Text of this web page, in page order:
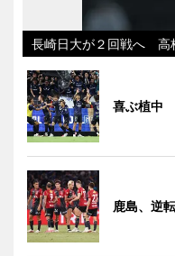
長崎日大が２回戦へ 高
喜ぶ植中
鹿島、逆